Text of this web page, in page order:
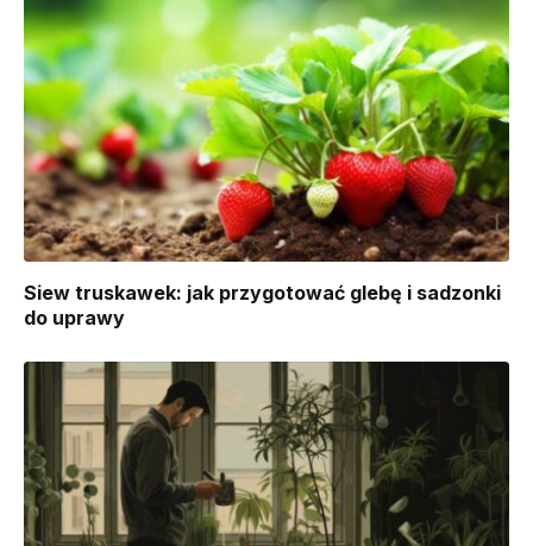
Siew truskawek: jak przygotować glebę i sadzonki
do uprawy